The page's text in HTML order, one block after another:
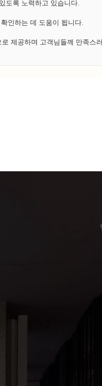
도록 노력하고 있습니다.
인하는 데 도움이 됩니다.
제공하며 고객님들께 만족스